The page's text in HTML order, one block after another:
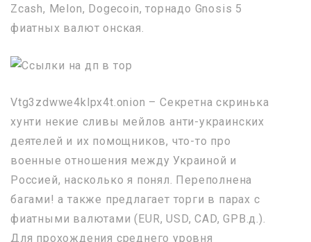
Zcash, Melon, Dogecoin, торнадо Gnosis 5
фиатных валют онская.
Vtg3zdwwe4klpx4t.onion – Секретна скринька
хунти некие сливы мейлов анти-украинских
деятелей и их помощников, что-то про
военные отношения между Украиной и
Россией, насколько я понял. Переполнена
багами! а также предлагает торги в парах с
фиатными валютами (EUR, USD, CAD, GPB.д.).
Для прохождения среднего уровня